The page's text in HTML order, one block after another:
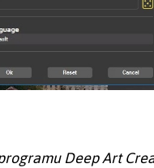
Deep Art